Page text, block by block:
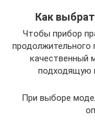
Как
Чтобы прибор
продолжительного
качественный
подходящую
При выборе